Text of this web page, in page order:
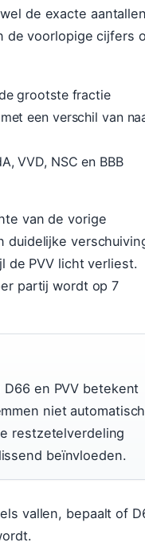
de exacte
de voorlopige cijfers
grootste fractie
een verschil van
VVD, NSC en BBB
van de vorige
duidelijke
de PVV licht verliest.
partij wordt op 7
en PVV betekent
niet automatisch
restzetelverdeling
beïnvloeden.
vallen, bepaalt of